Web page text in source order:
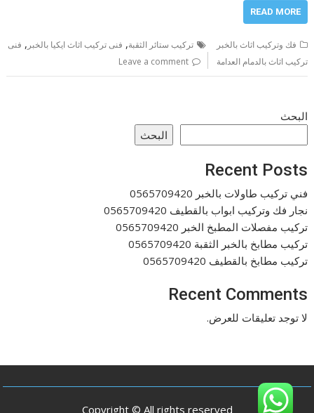
READ MORE
فك وتركيب اثاث بالخبر تركيب ستائر الثقبة, فنى تركيب اثاث ايكيا بالخبر , فنى
تركيب اثاث بالدمام العدامة
Leave a comment
البحث
البحث
Recent Posts
فني تركيب طاولات بالخبر 0565709420
نجار فك وتركيب ابواب بالقطيف 0565709420
تركيب مفصلات المطبخ الخبر 0565709420
تركيب مطابخ بالخبر الثقبة 0565709420
تركيب مطابخ بالقطيف 0565709420
Recent Comments
لا توجد تعليقات للعرض.
Copyright © All rights reserved